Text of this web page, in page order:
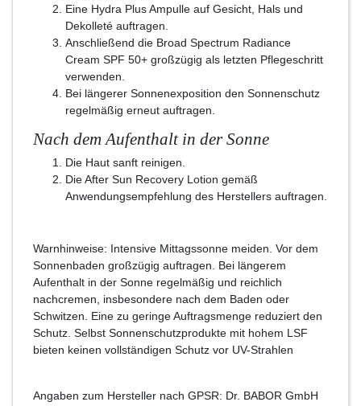
Eine Hydra Plus Ampulle auf Gesicht, Hals und
Dekolleté auftragen.
Anschließend die Broad Spectrum Radiance
Cream SPF 50+ großzügig als letzten Pflegeschritt
verwenden.
Bei längerer Sonnenexposition den Sonnenschutz
regelmäßig erneut auftragen.
Nach dem Aufenthalt in der Sonne
Die Haut sanft reinigen.
Die After Sun Recovery Lotion gemäß
Anwendungsempfehlung des Herstellers auftragen.
Warnhinweise: Intensive Mittagssonne meiden. Vor dem
Sonnenbaden großzügig auftragen. Bei längerem
Aufenthalt in der Sonne regelmäßig und reichlich
nachcremen, insbesondere nach dem Baden oder
Schwitzen. Eine zu geringe Auftragsmenge reduziert den
Schutz. Selbst Sonnenschutzprodukte mit hohem LSF
bieten keinen vollständigen Schutz vor UV-Strahlen
Angaben zum Hersteller nach GPSR: Dr. BABOR GmbH